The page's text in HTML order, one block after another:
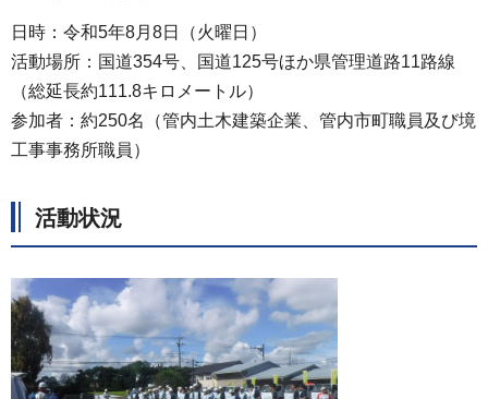
日時：令和5年8月8日（火曜日）
活動場所：国道354号、国道125号ほか県管理道路11路線
（総延長約111.8キロメートル）
参加者：約250名（管内土木建築企業、管内市町職員及び境
工事事務所職員）
活動状況